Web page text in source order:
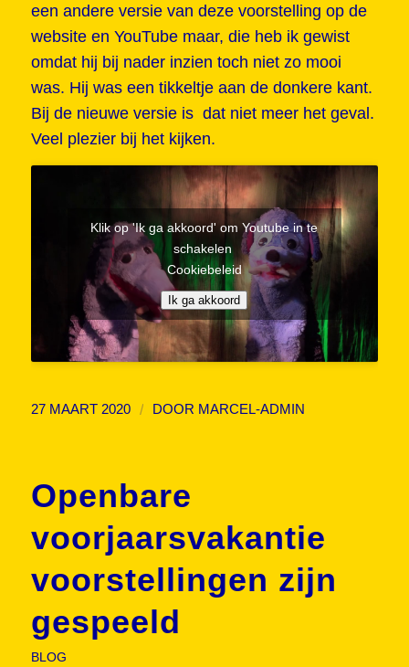
een andere versie van deze voorstelling op de
website en YouTube maar, die heb ik gewist
omdat hij bij nader inzien toch niet zo mooi
was. Hij was een tikkeltje aan de donkere kant.
Bij de nieuwe versie is dat niet meer het geval.
Veel plezier bij het kijken.
Klik op 'Ik ga akkoord' om Youtube in te
schakelen
Cookiebeleid
Ik ga akkoord
27 MAART 2020 / DOOR MARCEL-ADMIN
Openbare
voorjaarsvakantie
voorstellingen zijn
gespeeld
BLOG